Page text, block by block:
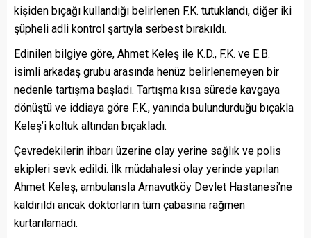
kişiden bıçağı kullandığı belirlenen F.K. tutuklandı, diğer iki
şüpheli adli kontrol şartıyla serbest bırakıldı.
Edinilen bilgiye göre, Ahmet Keleş ile K.D., F.K. ve E.B.
isimli arkadaş grubu arasında henüz belirlenemeyen bir
nedenle tartışma başladı. Tartışma kısa sürede kavgaya
dönüştü ve iddiaya göre F.K., yanında bulundurduğu bıçakla
Keleş’i koltuk altından bıçakladı.
Çevredekilerin ihbarı üzerine olay yerine sağlık ve polis
ekipleri sevk edildi. İlk müdahalesi olay yerinde yapılan
Ahmet Keleş, ambulansla Arnavutköy Devlet Hastanesi’ne
kaldırıldı ancak doktorların tüm çabasına rağmen
kurtarılamadı.